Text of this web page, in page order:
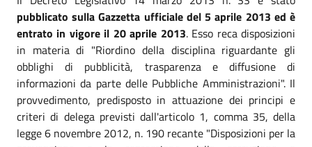
pubblicato sulla Gazzetta ufficiale del 5 aprile 2013 ed è
entrato in vigore il 20 aprile 2013. Esso reca disposizioni
in materia di "Riordino della disciplina riguardante gli
obblighi di pubblicità, trasparenza e diffusione di
informazioni da parte delle Pubbliche Amministrazioni". Il
provvedimento, predisposto in attuazione dei principi e
criteri di delega previsti dall'articolo 1, comma 35, della
legge 6 novembre 2012, n. 190 recante "Disposizioni per la